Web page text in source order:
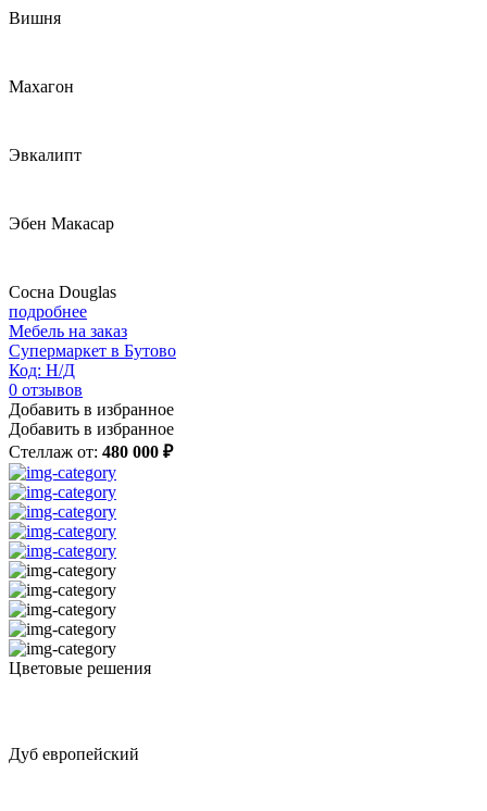
Вишня
Махагон
Эвкалипт
Эбен Макасар
Сосна Douglas
подробнее
Мебель на заказ
Супермаркет в Бутово
Код: Н/Д
0 отзывов
Добавить в избранное
Добавить в избранное
Стеллаж от: 480 000 ₽
Цветовые решения
Дуб европейский